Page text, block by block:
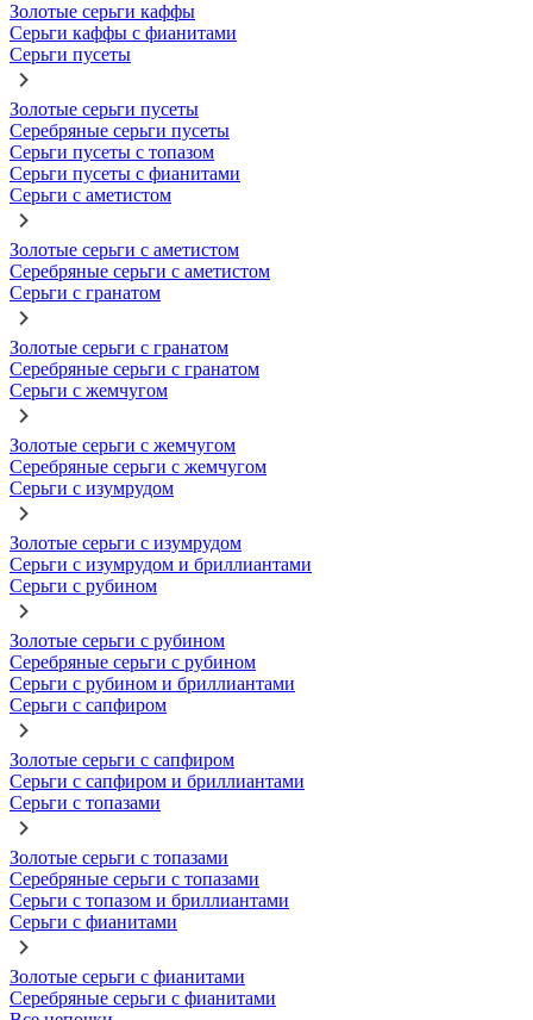
Золотые серьги каффы
Серьги каффы с фианитами
Серьги пусеты
Золотые серьги пусеты
Серебряные серьги пусеты
Серьги пусеты с топазом
Серьги пусеты с фианитами
Серьги с аметистом
Золотые серьги с аметистом
Серебряные серьги с аметистом
Серьги с гранатом
Золотые серьги с гранатом
Серебряные серьги с гранатом
Серьги с жемчугом
Золотые серьги с жемчугом
Серебряные серьги с жемчугом
Серьги с изумрудом
Золотые серьги с изумрудом
Серьги с изумрудом и бриллиантами
Серьги с рубином
Золотые серьги с рубином
Серебряные серьги с рубином
Серьги с рубином и бриллиантами
Серьги с сапфиром
Золотые серьги с сапфиром
Серьги с сапфиром и бриллиантами
Серьги с топазами
Золотые серьги с топазами
Серебряные серьги с топазами
Серьги с топазом и бриллиантами
Серьги с фианитами
Золотые серьги с фианитами
Серебряные серьги с фианитами